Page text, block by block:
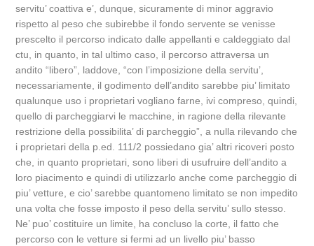
servitu’ coattiva e’, dunque, sicuramente di minor aggravio
rispetto al peso che subirebbe il fondo servente se venisse
prescelto il percorso indicato dalle appellanti e caldeggiato dal
ctu, in quanto, in tal ultimo caso, il percorso attraversa un
andito “libero”, laddove, “con l’imposizione della servitu’,
necessariamente, il godimento dell’andito sarebbe piu’ limitato
qualunque uso i proprietari vogliano farne, ivi compreso, quindi,
quello di parcheggiarvi le macchine, in ragione della rilevante
restrizione della possibilita’ di parcheggio”, a nulla rilevando che
i proprietari della p.ed. 111/2 possiedano gia’ altri ricoveri posto
che, in quanto proprietari, sono liberi di usufruire dell’andito a
loro piacimento e quindi di utilizzarlo anche come parcheggio di
piu’ vetture, e cio’ sarebbe quantomeno limitato se non impedito
una volta che fosse imposto il peso della servitu’ sullo stesso.
Ne’ puo’ costituire un limite, ha concluso la corte, il fatto che
percorso con le vetture si fermi ad un livello piu’ basso